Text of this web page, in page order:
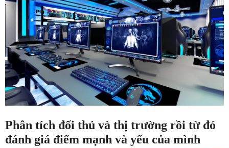
Phân tích đối thủ và thị trường rồi từ đó
đánh giá điểm mạnh và yếu của mình